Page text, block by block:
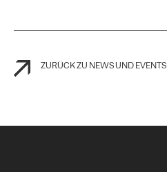
ZURÜCK ZU NEWS UND EVENTS